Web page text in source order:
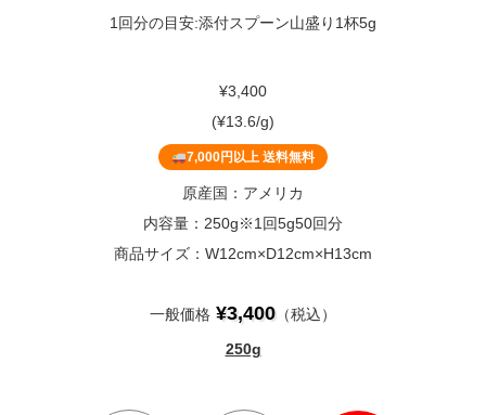
1回分の目安:添付スプーン山盛り1杯5g
¥3,400
(¥13.6/g)
7,000円以上 送料無料
原産国：アメリカ
内容量：250g※1回5g50回分
商品サイズ：W12cm×D12cm×H13cm
一般価格 ¥3,400（税込）
250g